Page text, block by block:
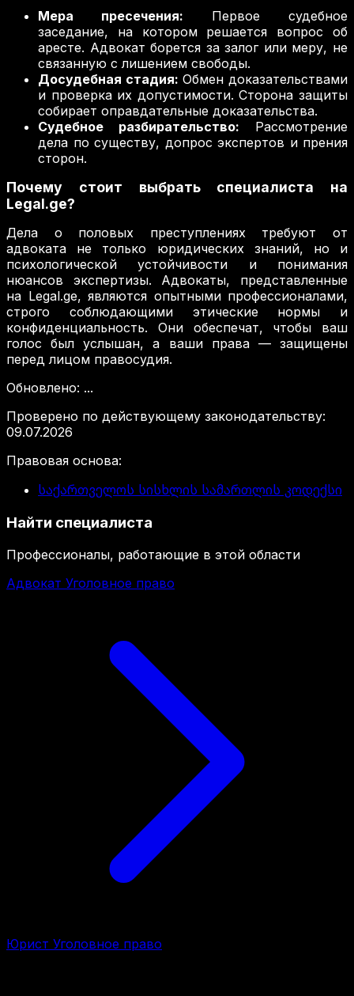
Мера пресечения: Первое судебное
заседание, на котором решается вопрос об
аресте. Адвокат борется за залог или меру, не
связанную с лишением свободы.
Досудебная стадия: Обмен доказательствами
и проверка их допустимости. Сторона защиты
собирает оправдательные доказательства.
Судебное разбирательство: Рассмотрение
дела по существу, допрос экспертов и прения
сторон.
Почему стоит выбрать специалиста на
Legal.ge?
Дела о половых преступлениях требуют от
адвоката не только юридических знаний, но и
психологической устойчивости и понимания
нюансов экспертизы. Адвокаты, представленные
на Legal.ge, являются опытными профессионалами,
строго соблюдающими этические нормы и
конфиденциальность. Они обеспечат, чтобы ваш
голос был услышан, а ваши права — защищены
перед лицом правосудия.
Обновлено: ...
Проверено по действующему законодательству:
09.07.2026
Правовая основа:
საქართველოს სისხლის სამართლის კოდექსი
Найти специалиста
Профессионалы, работающие в этой области
Адвокат Уголовное право
Юрист Уголовное право